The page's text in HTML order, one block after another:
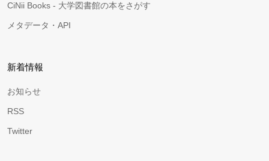
CiNii Books - 大学図書館の本をさがす
メタデータ・API
新着情報
お知らせ
RSS
Twitter